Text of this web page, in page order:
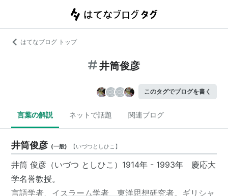
はてなブログ トップ
井筒俊彦
このタグでブログを書く
言葉の解説 ネットで話題 関連ブログ
井筒俊彦 (一般) 【いづつとしひこ 】
井筒 俊彦（いづつ としひこ）1914年 - 1993年 慶応大
学名誉教授。
言語学者、イスラーム学者、東洋思想研究者。ギリシャ